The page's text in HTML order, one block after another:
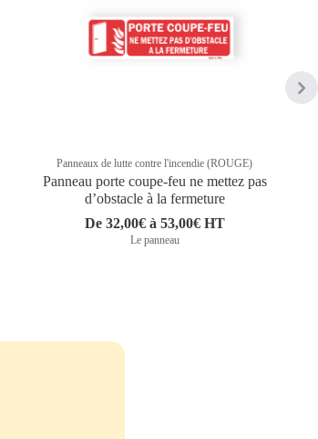
Panneaux de lutte contre l'incendie (ROUGE)
Panneau porte coupe-feu ne mettez pas
d’obstacle à la fermeture
De 32,00€ à 53,00€ HT
Le panneau